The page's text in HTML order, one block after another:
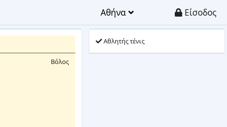
Αθήνα Είσοδος
Βόλος
Αθλητής τένις